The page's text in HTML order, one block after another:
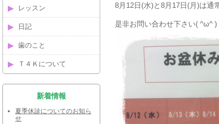
8月12日(水)と8月17日(月)は通
是非お問い合わせ下さい( ^ω^ )
レッスン
日記
歯のこと
Ｔ４Ｋについて
新着情報
夏季休診についてのお知ら
せ